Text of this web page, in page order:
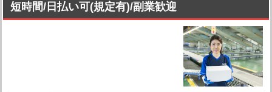
短時間/日払い可(規定有)/副業歓迎